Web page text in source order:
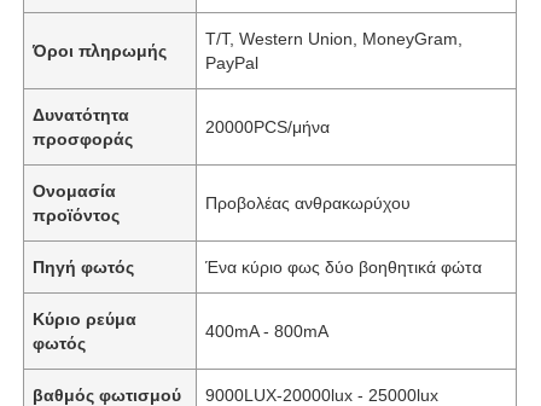
Όροι πληρωμής
Τ/Τ, Western Union, MoneyGram,
PayPal
Δυνατότητα
προσφοράς
20000PCS/μήνα
Ονομασία
προϊόντος
Προβολέας ανθρακωρύχου
Πηγή φωτός Ένα κύριο φως δύο βοηθητικά φώτα
Κύριο ρεύμα
φωτός
400mA - 800mA
βαθμός φωτισμού 9000LUX-20000lux - 25000lux